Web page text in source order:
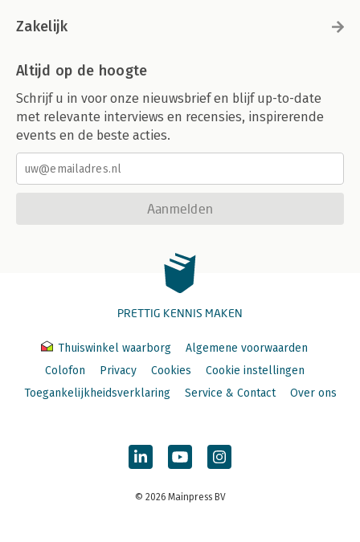
Zakelijk
Altijd op de hoogte
Schrijf u in voor onze nieuwsbrief en blijf up-to-date
met relevante interviews en recensies, inspirerende
events en de beste acties.
Aanmelden
PRETTIG KENNIS MAKEN
Thuiswinkel waarborg
Algemene voorwaarden
Colofon
Privacy Cookies
Cookie instellingen
Toegankelijkheidsverklaring
Service & Contact Over ons
© 2026 Mainpress BV